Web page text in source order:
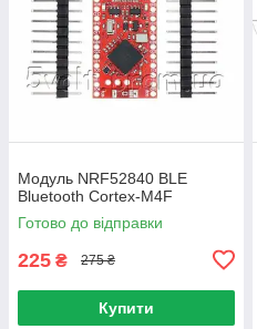
Модуль NRF52840 BLE
Bluetooth Cortex-M4F
Готово до відправки
225 ₴ 275 ₴
Купити